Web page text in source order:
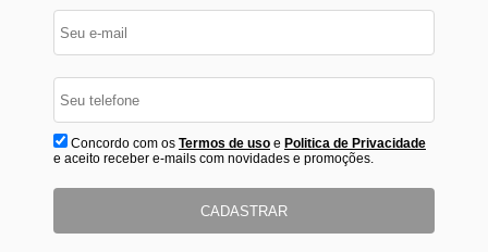
Concordo com os Termos de usoe Politica de Privacidade
e aceito receber e-mails com novidades e promoções.
CADASTRAR